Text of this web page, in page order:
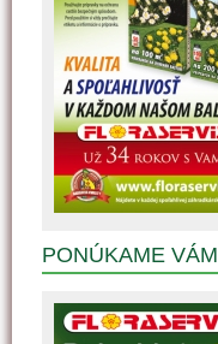
PONÚKAME VÁM